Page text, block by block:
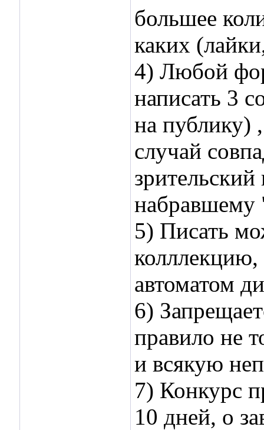
большее
каких
4) Любой
написать 3
на публику)
случай
набравшему
5) Писать
автоматом
6)
правило не
и всякую
7) Конкурс
10 дней, о